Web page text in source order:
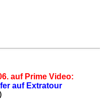
auf Prime Video:
auf Extratour